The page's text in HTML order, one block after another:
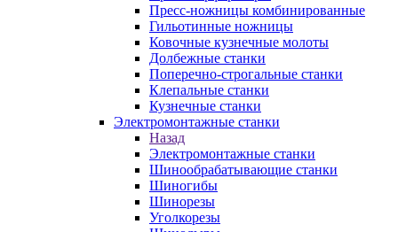
Пресс-ножницы комбинированные
Гильотинные ножницы
Ковочные кузнечные молоты
Долбежные станки
Поперечно-строгальные станки
Клепальные станки
Кузнечные станки
Электромонтажные станки
Назад
Электромонтажные станки
Шинообрабатывающие станки
Шиногибы
Шинорезы
Уголкорезы